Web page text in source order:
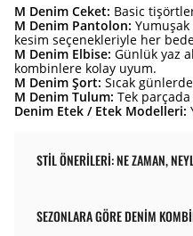
M Denim Ceket: Basic
M Denim Pantolon:
kesim seçenekleriyle her
M Denim Elbise: Günlük yaz
kombinlere kolay uyum.
M Denim Şort: Sıcak
M Denim Tulum: Tek parçada
Denim Etek / Etek Modelleri:
STIL ÖNERILERI: NE ZAMAN,
SEZONLARA GÖRE DENIM